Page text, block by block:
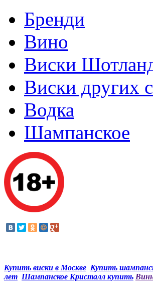
Бренди
Вино
Виски
Виски других
Водка
Шампанское
Купить виски в Москве Купить
лет Шампанское Кристалл купить